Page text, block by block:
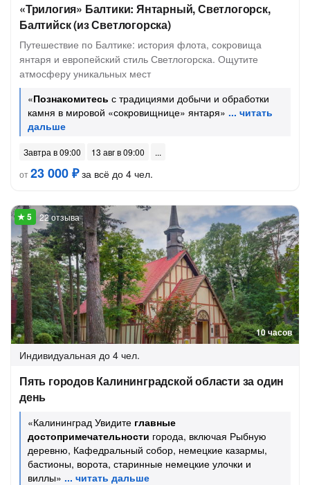
«Трилогия» Балтики: Янтарный, Светлогорск,
Балтийск (из Светлогорска)
Путешествие по Балтике: история флота, сокровища
янтаря и европейский стиль Светлогорска. Ощутите
атмосферу уникальных мест
«Познакомитесь с традициями добычи и обработки
камня в мировой «сокровищнице» янтаря»
Завтра в 09:00
13 авг в 09:00
от23 000 ₽за всё до 4 чел.
10 часов
22 отзыва
Индивидуальная до 4 чел.
Пять городов Калининградской области за один
день
«Калининград Увидите главные
достопримечательности города, включая Рыбную
деревню, Кафедральный собор, немецкие казармы,
бастионы, ворота, старинные немецкие улочки и
виллы»